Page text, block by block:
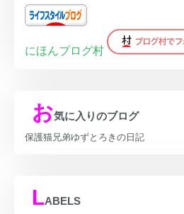
にほんブログ村
お気に入りのブログ
保護猫兄弟ゆずとろきの日記
LABELS